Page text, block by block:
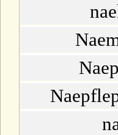
R
S
T
U